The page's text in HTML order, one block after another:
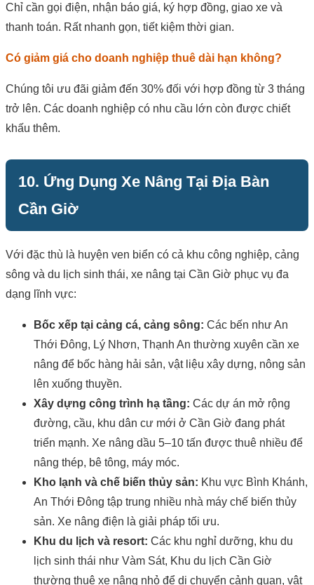
Chỉ cần gọi điện, nhận báo giá, ký hợp đồng, giao xe và
thanh toán. Rất nhanh gọn, tiết kiệm thời gian.
Có giảm giá cho doanh nghiệp thuê dài hạn không?
Chúng tôi ưu đãi giảm đến 30% đối với hợp đồng từ 3 tháng
trở lên. Các doanh nghiệp có nhu cầu lớn còn được chiết
khấu thêm.
10. Ứng Dụng Xe Nâng Tại Địa Bàn
Cần Giờ
Với đặc thù là huyện ven biển có cả khu công nghiệp, cảng
sông và du lịch sinh thái, xe nâng tại Cần Giờ phục vụ đa
dạng lĩnh vực:
Bốc xếp tại cảng cá, cảng sông: Các bến như An
Thới Đông, Lý Nhơn, Thạnh An thường xuyên cần xe
nâng để bốc hàng hải sản, vật liệu xây dựng, nông sản
lên xuống thuyền.
Xây dựng công trình hạ tầng: Các dự án mở rộng
đường, cầu, khu dân cư mới ở Cần Giờ đang phát
triển mạnh. Xe nâng dầu 5–10 tấn được thuê nhiều để
nâng thép, bê tông, máy móc.
Kho lạnh và chế biến thủy sản: Khu vực Bình Khánh,
An Thới Đông tập trung nhiều nhà máy chế biến thủy
sản. Xe nâng điện là giải pháp tối ưu.
Khu du lịch và resort: Các khu nghỉ dưỡng, khu du
lịch sinh thái như Vàm Sát, Khu du lịch Cần Giờ
thường thuê xe nâng nhỏ để di chuyển cảnh quan, vật